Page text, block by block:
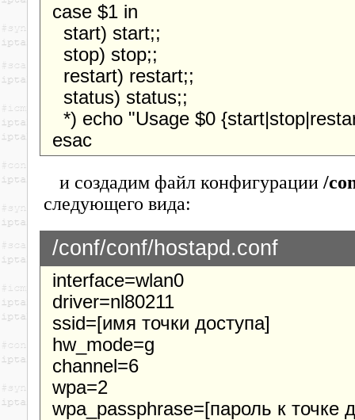
case $1 in
start) start;;
stop) stop;;
restart) restart;;
status) status;;
*) echo "Usage $0
esac
и создадим файл конфигурации /
следующего вида:
/conf/conf/hostapd.conf
interface=wlan0
driver=nl80211
ssid=[имя точки доступа]
hw_mode=g
channel=6
wpa=2
wpa_passphrase=[пароль к точке